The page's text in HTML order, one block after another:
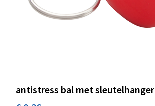
antistress bal met sleutelhanger